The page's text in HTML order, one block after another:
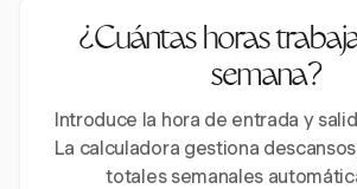
¿Cuántas horas
semana?
Introduce la hora de entrada y
La calculadora gestiona
totales semanales